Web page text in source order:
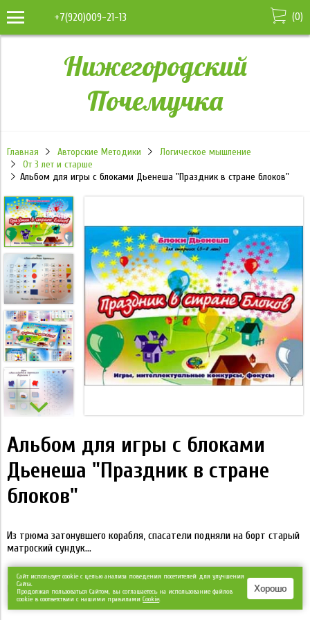
+7(920)009-21-13 (0)
Нижегородский
Почемучка
Главная Авторские Методики
Логическое мышление
От 3 лет и старше
Альбом для игры с блоками Дьенеша "Праздник в стране блоков"
Альбом для игры с блоками
Дьенеша "Праздник в стране
блоков"
Из трюма затонувшего корабля, спасатели подняли на борт старый
матроский сундук...
Материал
Сайт использует cookie с целью анализа поведения посетителей для улучшения
Сайта.
Продолжая пользоваться Сайтом, вы соглашаетесь на использование файлов
cookie в соответствии с нашими правиламиСookie.
Хорошо